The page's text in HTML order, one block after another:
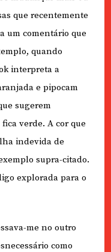
que recentemente
um comentário que
quando
interpreta a
e pipocam
sugerem
verde. A cor que
indevida de
supra-citado.
explorada para o
me no outro
como